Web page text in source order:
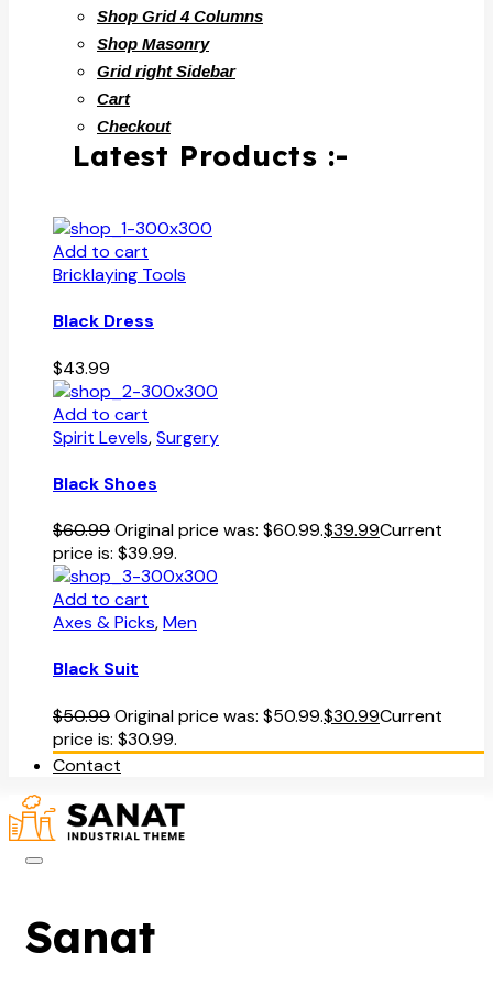
Shop Grid 4 Columns
Shop Masonry
Grid right Sidebar
Cart
Checkout
Latest Products :-
Add to cart
Bricklaying Tools
Black Dress
$43.99
Add to cart
Spirit Levels,Surgery
Black Shoes
$60.99Original price was: $60.99.$39.99Current
price is: $39.99.
Add to cart
Axes & Picks,Men
Black Suit
$50.99Original price was: $50.99.$30.99Current
price is: $30.99.
Contact
Sanat